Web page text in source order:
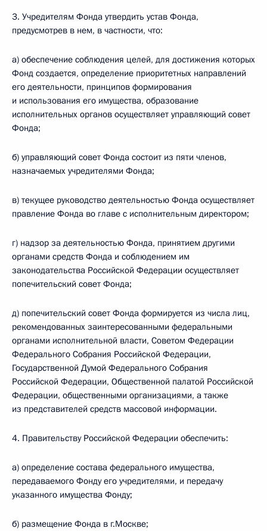
3. Учредителям Фонда утвердить устав Фонда,
предусмотрев в нем, в частности, что:
а) обеспечение соблюдения целей, для достижения которых
Фонд создается, определение приоритетных направлений
его деятельности, принципов формирования
и использования его имущества, образование
исполнительных органов осуществляет управляющий совет
Фонда;
б) управляющий совет Фонда состоит из пяти членов,
назначаемых учредителями Фонда;
в) текущее руководство деятельностью Фонда осуществляет
правление Фонда во главе с исполнительным директором;
г) надзор за деятельностью Фонда, принятием другими
органами средств Фонда и соблюдением им
законодательства Российской Федерации осуществляет
попечительский совет Фонда;
д) попечительский совет Фонда формируется из числа лиц,
рекомендованных заинтересованными федеральными
органами исполнительной власти, Советом Федерации
Федерального Собрания Российской Федерации,
Государственной Думой Федерального Собрания
Российской Федерации, Общественной палатой Российской
Федерации, общественными организациями, а также
из представителей средств массовой информации.
4. Правительству Российской Федерации обеспечить:
а) определение состава федерального имущества,
передаваемого Фонду его учредителями, и передачу
указанного имущества Фонду;
б) размещение Фонда в г.Москве;